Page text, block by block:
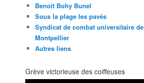
Benoit Bohy Bunel
Sous la plage les pavés
Syndicat de combat universitaire de
Montpellier
Autres liens
Grève victorieuse des coiffeuses